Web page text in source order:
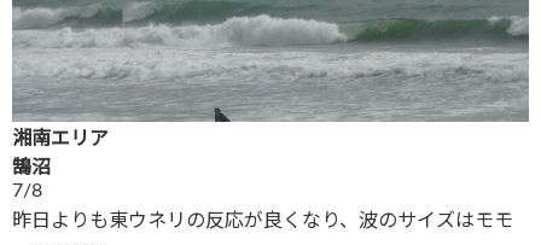
湘南エリア
鵠沼
7/8
昨日よりも東ウネリの反応が良くなり、波のサイズはモモ